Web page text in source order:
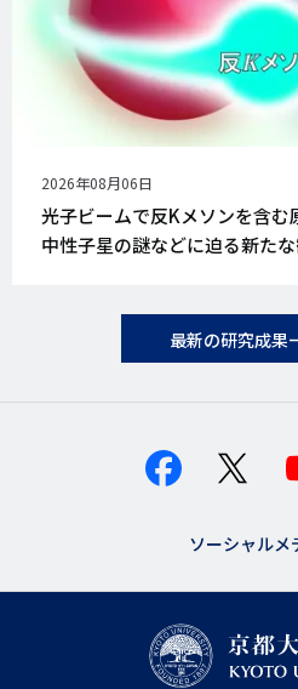
公
開
日
2026年08月06日
光子ビームで反Kメソンを含む
中性子星の謎などに迫る新た
最新の研究成果
ソーシャルメ